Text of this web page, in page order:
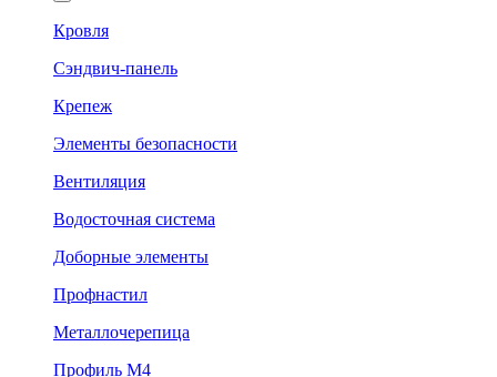
Кровля
Сэндвич-панель
Крепеж
Элементы безопасности
Вентиляция
Водосточная система
Доборные элементы
Профнастил
Металлочерепица
Профиль М4